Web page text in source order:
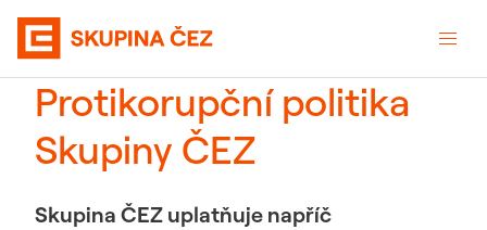
Protikorupční politika
Skupiny ČEZ
Skupina ČEZ uplatňuje napříč